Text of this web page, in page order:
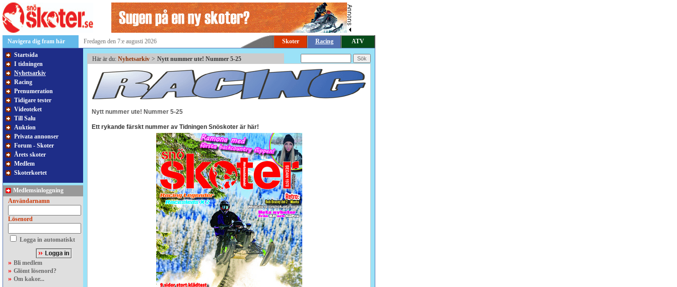
Navigera dig fram här Fredagen den 7:e augusti 2026 Skoter Racing
ATV
Startsida
I tidningen
Nyhetsarkiv
Racing
Prenumeration
Tidigare tester
Videoteket
Till Salu
Auktion
Privata annonser
Forum - Skoter
Årets skoter
Medlem
Skoterkortet
Medlemsinloggning
Användarnamn
Lösenord
Logga in automatiskt
» Bli medlem
» Glömt lösenord?
» Om kakor...
Här är du: Nyhetsarkiv > Nytt nummer ute! Nummer 5-25
Nytt nummer ute! Nummer 5-25
Ett rykande färskt nummer av Tidningen Snöskoter är här!